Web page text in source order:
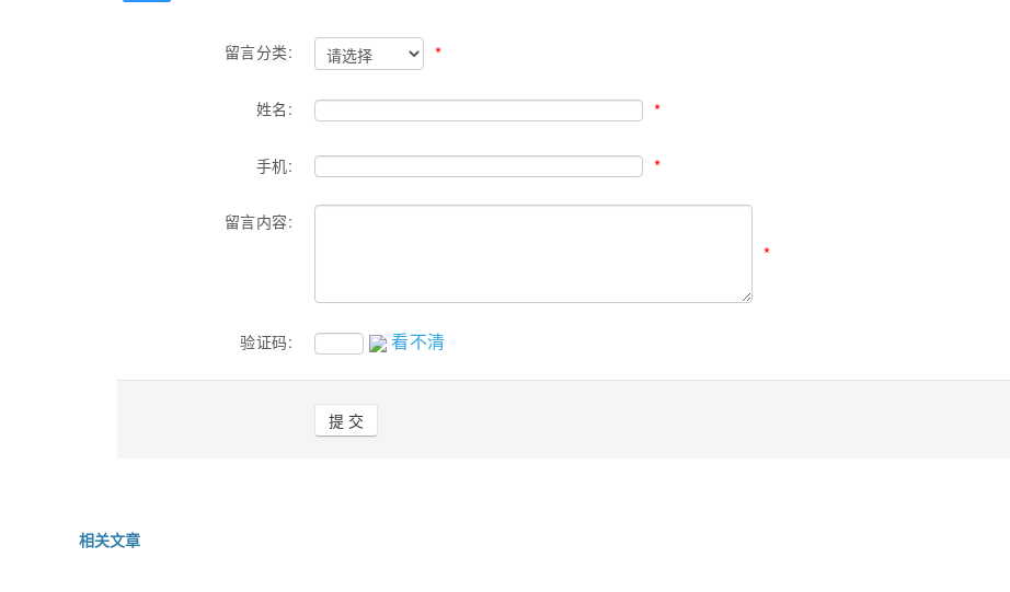
留言分类: *
姓名: *
手机: *
留言内容:
*
验证码: 看不清
相关文章